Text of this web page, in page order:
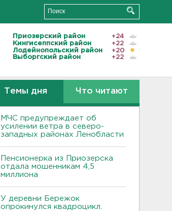
Приозерский район
+24
Кингисеппский район
+22
Лодейнопольский район
+20
Выборгский район
+22
Темы дня Что читают
МЧС предупреждает об
усилении ветра в северо-
западных районах Ленобласти
Пенсионерка из Приозерска
отдала мошенникам 4,5
миллиона
У деревни Бережок
опрокинулся квадроцикл.